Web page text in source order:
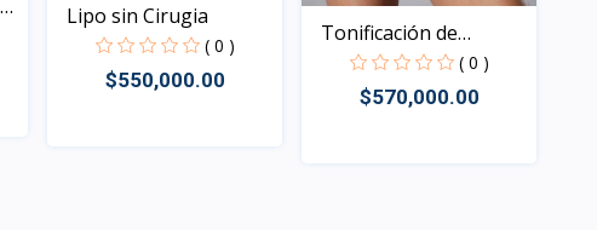
Lipo sin Cirugia
( 0 )
$550,000.00
Tonificación de
abdomen
( 0 )
$570,000.00